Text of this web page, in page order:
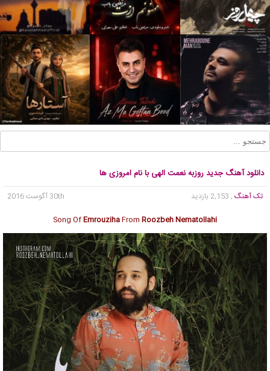
دانلود آهنگ جدید روزبه نعمت الهی با نام امروزی ها
تک آهنگ , 2,153 بازدید
30th آگوست 2016
Song OfEmrouzihaFrom Roozbeh Nematollahi